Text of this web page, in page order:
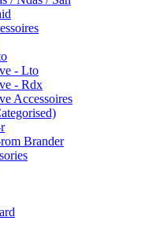
- Lto
- Rdx
Accessoires
Brander